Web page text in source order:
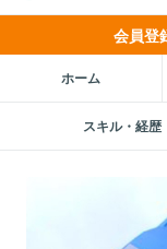
会員登
ホーム
スキル・経歴